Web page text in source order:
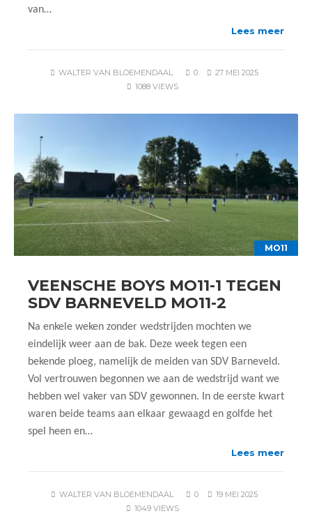
van…
Lees meer
WALTER VAN BLOEMENDAAL 0
27 MEI 2025
1088 VIEWS
MO11
VEENSCHE BOYS MO11-1 TEGEN
SDV BARNEVELD MO11-2
Na enkele weken zonder wedstrijden mochten we
eindelijk weer aan de bak. Deze week tegen een
bekende ploeg, namelijk de meiden van SDV Barneveld.
Vol vertrouwen begonnen we aan de wedstrijd want we
hebben wel vaker van SDV gewonnen. In de eerste kwart
waren beide teams aan elkaar gewaagd en golfde het
spel heen en…
Lees meer
WALTER VAN BLOEMENDAAL 0
19 MEI 2025
1049 VIEWS